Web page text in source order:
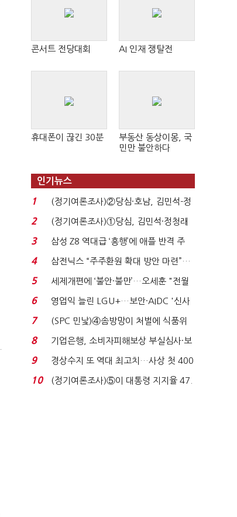
콘서트 전당대회 AI 인재 쟁탈전
휴대폰이 끊긴 30분
부동산 동상이몽, 국
민만 불안하다
인기뉴스
1
(정기여론조사)②당심·호남, 김민석-정
청래 '초접전'...
2
(정기여론조사)①당심, 김민석·정청래
'초접전'…대통령 ...
3
삼성 Z8 역대급 ‘흥행’에 애플 반격 주
목…9월 ‘폴...
4
삼전닉스 “주주환원 확대 방안 마련”…
로이터에 성명...
5
세제개편에 ‘불안·불만’…오세훈 "전월
세 구하기 더 ...
6
영업익 늘린 LGU+…보안·AIDC '신사
업 드라이브'...
7
(SPC 민낯)④솜방망이 처벌에 식품위
생법 위반 반복...
8
기업은행, 소비자피해보상 부실심사·보
이스피싱 공시 ...
9
경상수지 또 역대 최고치…사상 첫 400
억달러에 '3% 성...
10
(정기여론조사)⑤이 대통령 지지율 47.